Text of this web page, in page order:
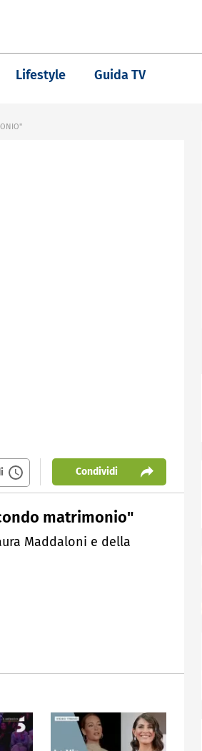
Lifestyle Guida TV
Condividi
matrimonio"
Maddaloni e della